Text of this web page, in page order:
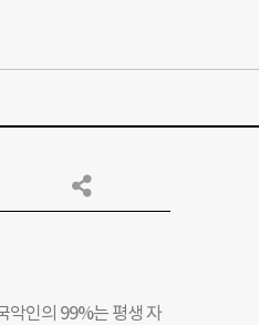
악인의 99%는 평생 자